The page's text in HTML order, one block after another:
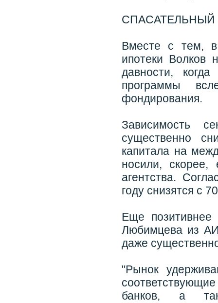
СПАСАТЕЛЬНЫЙ
Вместе с тем,
ипотеки Волков
давности,
программы
фондирования.
Зависимость
существенно
капитала на
носили, скорее,
агентства.
году снизятся с
Еще позитивнее
Любимцева из
даже
"Рынок
банков, а